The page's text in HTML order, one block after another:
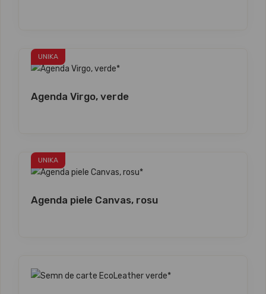
UNIKA
Agenda Virgo, verde
UNIKA
Agenda piele Canvas, rosu